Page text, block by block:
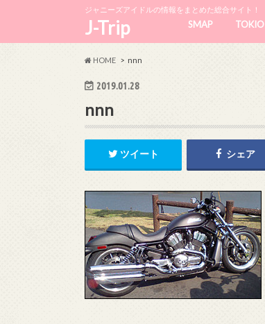
ジャニーズアイドルの情報をまとめた総合サイト！
J-Trip SMAP TOKIO
HOME nnn
2019.01.28
nnn
ツイート シェア